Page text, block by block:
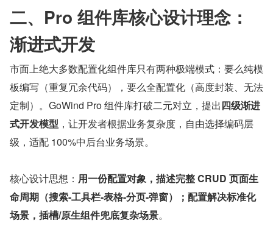
二、Pro 组件库核心设计理念：
渐进式开发
市面上绝大多数配置化组件库只有两种极端模式：要么纯模
板编写（重复冗余代码），要么全配置化（高度封装、无法
定制）。GoWind Pro 组件库打破二元对立，提出四级渐进
式开发模型 ，让开发者根据业务复杂度，自由选择编码层
级，适配 100%中后台业务场景。
核心设计思想： 用一份配置对象，描述完整 CRUD 页面生
命周期（搜索-工具栏-表格-分页-弹窗）；配置解决标准化
场景，插槽/原生组件兜底复杂场景。